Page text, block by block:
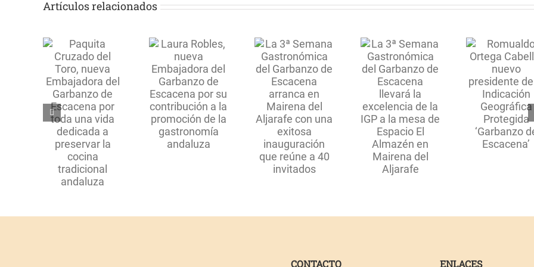
garbanzos
Artículos relacionados
nueva
Embajadora
del Garbanzo
de Escacena
por su
contribución
a la
promoción
de la
gastronomía
La 3ª
Semana
Gastronómica
del Garbanzo
de Escacena
arranca en
Mairena del
Aljarafe con
Semana
Gastronómica
del Garbanzo
de Escacena
llevará la
excelencia
de la IGP a la
mesa de
Espacio El
Almazén en
Ortega
Cabello,
nuevo
presidente
de la
Indicación
Geográfica
Protegida
‘Garbanzo de
CONTACTO ENLACES